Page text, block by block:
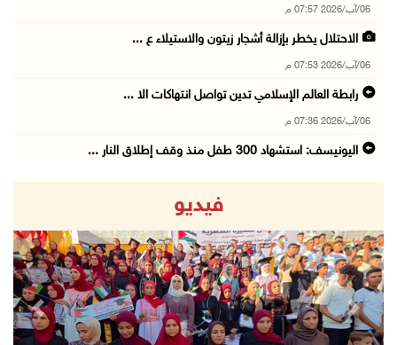
06/آب/2026 07:57 م
الاحتلال يخطر بإزالة أشجار زيتون والاستيلاء ع ...
06/آب/2026 07:53 م
رابطة العالم الإسلامي تدين تواصل انتهاكات الا ...
06/آب/2026 07:36 م
اليونيسف: استشهاد 300 طفل منذ وقف إطلاق النار ...
الاحتلال يدمّر بيت الزوجية قبل ساعات من الزفا ...
06/آب/2026 07:27 م
إصابتان بالرصاص والاعتداء خلال اقتحام الاحتلا ...
06/آب/2026 06:56 م
الاحتلال يسلم جثمان الشهيد علاء صبيح من قرية ...
فيديو
Next